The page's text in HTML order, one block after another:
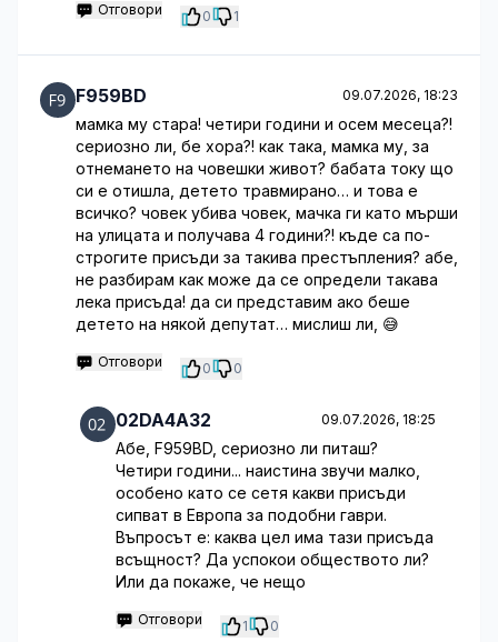
Отговори 0 1
F959BD 09.07.2026, 18:23
мамка му стара! четири години и осем месеца?!
сериозно ли, бе хора?! как така, мамка му, за
отнемането на човешки живот? бабата току що
си е отишла, детето травмирано… и това е
всичко? човек убива човек, мачка ги като мърши
на улицата и получава 4 години?! къде са по-
строгите присъди за такива престъпления? абе,
не разбирам как може да се определи такава
лека присъда! да си представим ако беше
детето на някой депутат… мислиш ли, 😅
Отговори 0 0
02DA4A32 09.07.2026, 18:25
Абе, F959BD, сериозно ли питаш?
Четири години... наистина звучи малко,
особено като се сетя какви присъди
сипват в Европа за подобни гаври.
Въпросът е: каква цел има тази присъда
всъщност? Да успокои обществото ли?
Или да покаже, че нещо
Отговори 1 0